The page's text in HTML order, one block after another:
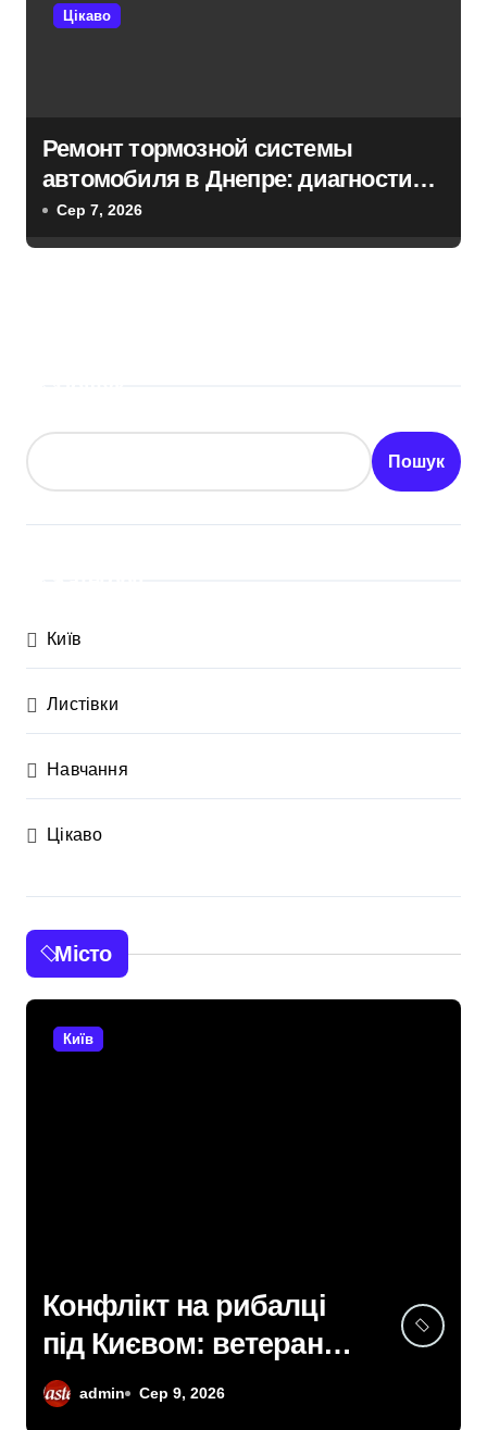
Цікаво
Ремонт тормозной системы
автомобиля в Днепре: диагностика,
обслуживание и замена деталей
Сер 7, 2026
Пошук
Київ
Листівки
Навчання
Цікаво
Місто
Київ
Конфлікт на рибалці
під Києвом: ветерана
не впустили до
admin Сер 9, 2026